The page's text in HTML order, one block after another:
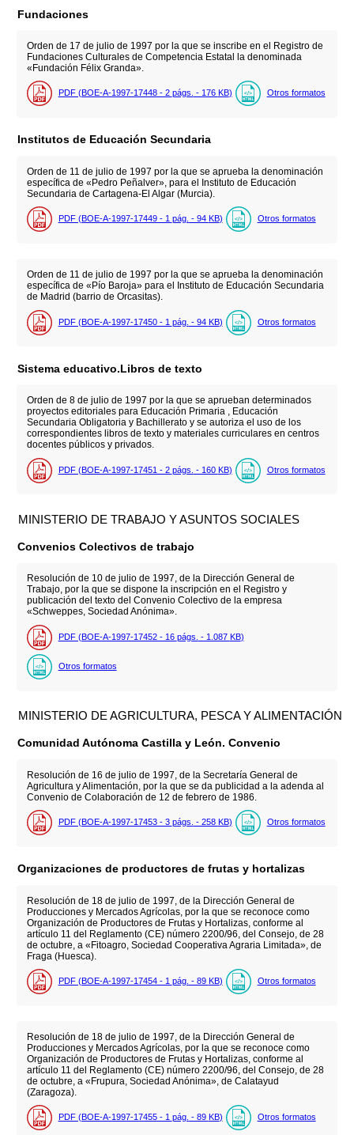
Fundaciones
Orden de 17 de julio de 1997 por la que se inscribe en el Registro de
Fundaciones Culturales de Competencia Estatal la denominada
«Fundación Félix Granda».
PDF (BOE-A-1997-17448 - 2 págs. - 176 KB) Otros formatos
Institutos de Educación Secundaria
Orden de 11 de julio de 1997 por la que se aprueba la denominación
específica de «Pedro Peñalver», para el Instituto de Educación
Secundaria de Cartagena-El Algar (Murcia).
PDF (BOE-A-1997-17449 - 1 pág. - 94 KB) Otros formatos
Orden de 11 de julio de 1997 por la que se aprueba la denominación
específica de «Pío Baroja» para el Instituto de Educación Secundaria
de Madrid (barrio de Orcasitas).
PDF (BOE-A-1997-17450 - 1 pág. - 94 KB) Otros formatos
Sistema educativo.Libros de texto
Orden de 8 de julio de 1997 por la que se aprueban determinados
proyectos editoriales para Educación Primaria , Educación
Secundaria Obligatoria y Bachillerato y se autoriza el uso de los
correspondientes libros de texto y materiales curriculares en centros
docentes públicos y privados.
PDF (BOE-A-1997-17451 - 2 págs. - 160 KB) Otros formatos
MINISTERIO DE TRABAJO Y ASUNTOS SOCIALES
Convenios Colectivos de trabajo
Resolución de 10 de julio de 1997, de la Dirección General de
Trabajo, por la que se dispone la inscripción en el Registro y
publicación del texto del Convenio Colectivo de la empresa
«Schweppes, Sociedad Anónima».
PDF (BOE-A-1997-17452 - 16 págs. - 1.087 KB)
Otros formatos
MINISTERIO DE AGRICULTURA, PESCA Y ALIMENTACIÓN
Comunidad Autónoma Castilla y León. Convenio
Resolución de 16 de julio de 1997, de la Secretaría General de
Agricultura y Alimentación, por la que se da publicidad a la adenda al
Convenio de Colaboración de 12 de febrero de 1986.
PDF (BOE-A-1997-17453 - 3 págs. - 258 KB) Otros formatos
Organizaciones de productores de frutas y hortalizas
Resolución de 18 de julio de 1997, de la Dirección General de
Producciones y Mercados Agrícolas, por la que se reconoce como
Organización de Productores de Frutas y Hortalizas, conforme al
artículo 11 del Reglamento (CE) número 2200/96, del Consejo, de 28
de octubre, a «Fitoagro, Sociedad Cooperativa Agraria Limitada», de
Fraga (Huesca).
PDF (BOE-A-1997-17454 - 1 pág. - 89 KB) Otros formatos
Resolución de 18 de julio de 1997, de la Dirección General de
Producciones y Mercados Agrícolas, por la que se reconoce como
Organización de Productores de Frutas y Hortalizas, conforme al
artículo 11 del Reglamento (CE) número 2200/96, del Consejo, de 28
de octubre, a «Frupura, Sociedad Anónima», de Calatayud
(Zaragoza).
PDF (BOE-A-1997-17455 - 1 pág. - 89 KB) Otros formatos